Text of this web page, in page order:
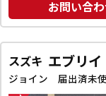
お問い合
スズキ エブリイ